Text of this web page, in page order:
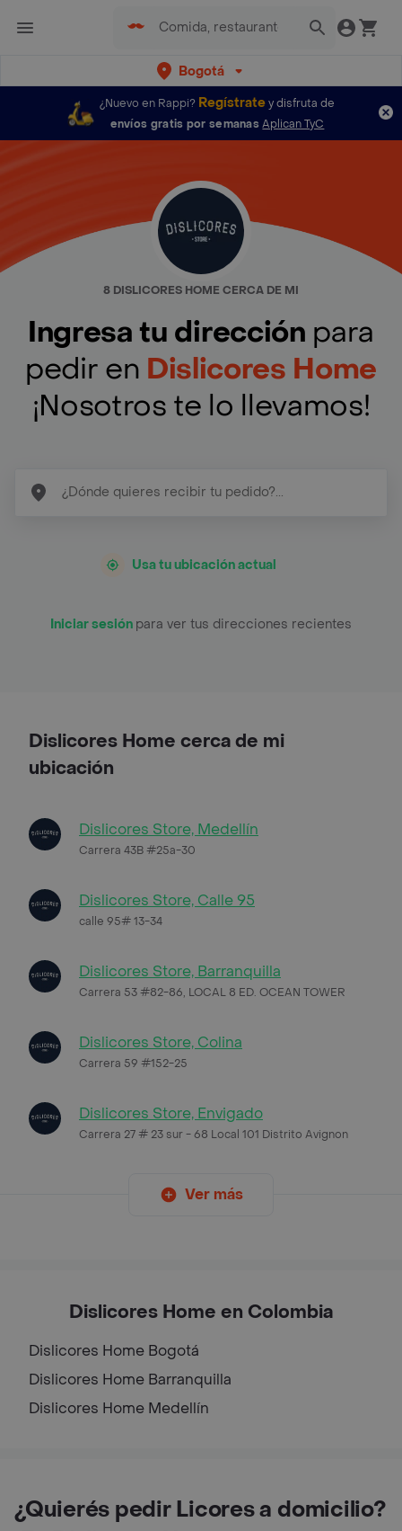
Bogotá
¿Nuevo en Rappi? Regístratey disfruta de
envíos gratis por semanas Aplican TyC
8 DISLICORES HOME CERCA DE MI
Ingresa tu dirección para
pedir en Dislicores Home
¡Nosotros te lo llevamos!
Usa tu ubicación actual
Iniciar sesión para ver tus direcciones recientes
Dislicores Home cerca de mi
ubicación
Dislicores Store, Medellín
Carrera 43B #25a-30
Dislicores Store, Calle 95
calle 95# 13-34
Dislicores Store, Barranquilla
Carrera 53 #82-86, LOCAL 8 ED. OCEAN TOWER
Dislicores Store, Colina
Carrera 59 #152-25
Dislicores Store, Envigado
Carrera 27 # 23 sur - 68 Local 101 Distrito Avignon
Ver más
Dislicores Home en Colombia
Dislicores Home Bogotá
Dislicores Home Barranquilla
Dislicores Home Medellín
¿Quierés pedir Licores a domicilio?